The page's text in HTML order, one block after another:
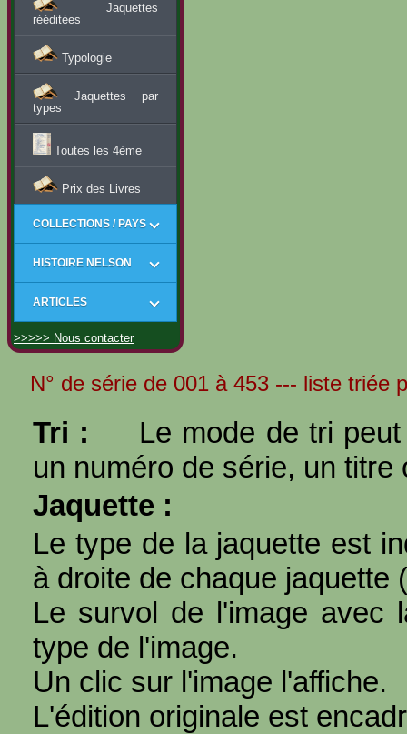
Jaquettes
rééditées
Typologie
Jaquettes par
types
Toutes les 4ème
Prix des Livres
COLLECTIONS / PAYS
HISTOIRE NELSON
ARTICLES
>>>>> Nous contacter
N° de série de 001 à 453 --- liste triée
Tri :
Le mode de tri
un numéro de série, un titre
Jaquette :
Le type de la jaquette est
à droite de chaque jaquette (
Le survol de l'image avec
type de l'image.
Un clic sur l'image l'affiche.
L'édition originale est